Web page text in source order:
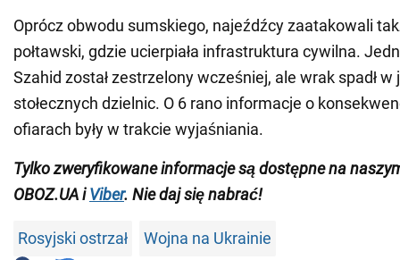
Oprócz obwodu sumskiego, najeźdźcy zaatakowali
połtawski, gdzie ucierpiała infrastruktura cywilna.
Szahid został zestrzelony wcześniej, ale wrak spadł w
stołecznych dzielnic. O 6 rano informacje o
ofiarach były w trakcie wyjaśniania.
Tylko zweryfikowane informacje są dostępne na
OBOZ.UA iViber. Nie daj się nabrać!
Rosyjski ostrzał Wojna na Ukrainie